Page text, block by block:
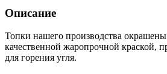
Описание
Топки нашего производства
качественной жаропрочной краской,
для горения угля.